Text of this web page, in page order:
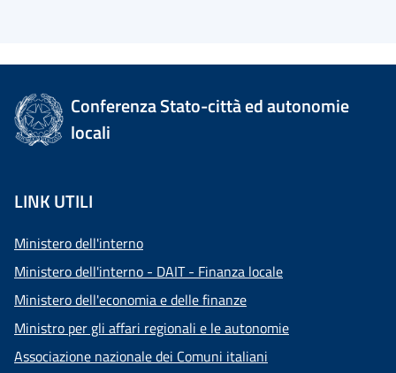
Conferenza Stato-città ed autonomie
locali
LINK UTILI
Ministero dell'interno
Ministero dell'interno - DAIT - Finanza locale
Ministero dell'economia e delle finanze
Ministro per gli affari regionali e le autonomie
Associazione nazionale dei Comuni italiani